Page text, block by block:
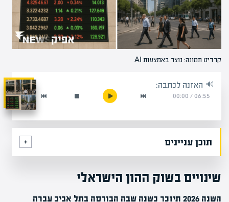
קרדיט תמונה: נוצר באמצעות AI
האזנה לכתבה:
06:55
/
00:00
תוכן עניינים
שינויים בשוק ההון הישראלי
השנה 2026 תיזכר כשנה שבה הבורסה בתל אביב עברה